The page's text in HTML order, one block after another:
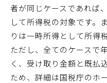
者が同じケースであれば
して所得税の対象です。
りは一時所得として所得
ただし、全てのケースで
く、受け取り金額と既払
ため、詳細は国税庁のホ